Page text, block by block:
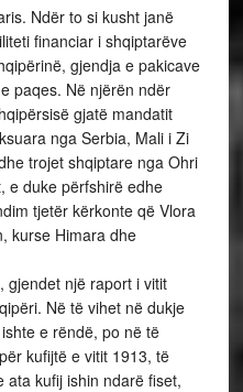
Ndër to si kusht janë
financiar i shqiptarëve
gjendja e pakicave
paqes. Në njërën ndër
gjatë mandatit
nga Serbia, Mali i Zi
trojet shqiptare nga Ohri
e duke përfshirë edhe
tjetër kërkonte që Vlora
kurse Himara dhe
gjendet një raport i vitit
Në të vihet në dukje
e rëndë, po në të
kufijtë e vitit 1913, të
kufij ishin ndarë fiset,